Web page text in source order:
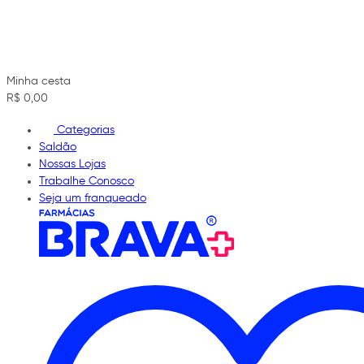
Minha cesta
R$ 0,00
Categorias
Saldão
Nossas Lojas
Trabalhe Conosco
Seja um franqueado